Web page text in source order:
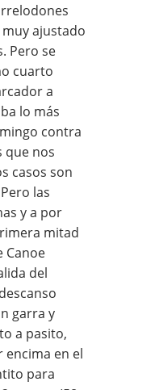
ajustado
Pero se
cuarto
a
lo más
contra
que nos
casos son
las
y a por
mitad
Canoe
del
garra y
a pasito,
en el
para